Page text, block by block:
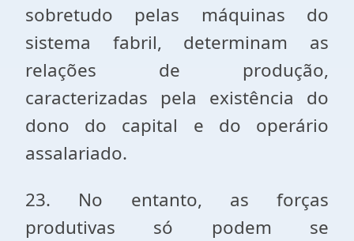
sobretudo pelas máquinas do
sistema fabril, determinam as
relações de produção,
caracterizadas pela existência do
dono do capital e do operário
assalariado.
23. No entanto, as forças
produtivas só podem se